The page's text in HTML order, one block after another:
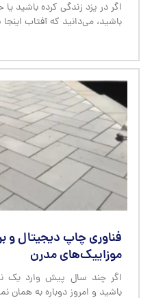
اگر در یزد زندگی کرده باشید
باشید، می‌دانید که آفتاب
موزاییک‌های مدرن
اگر چند سال پیش وارد یک
باشید و امروز دوباره به همان